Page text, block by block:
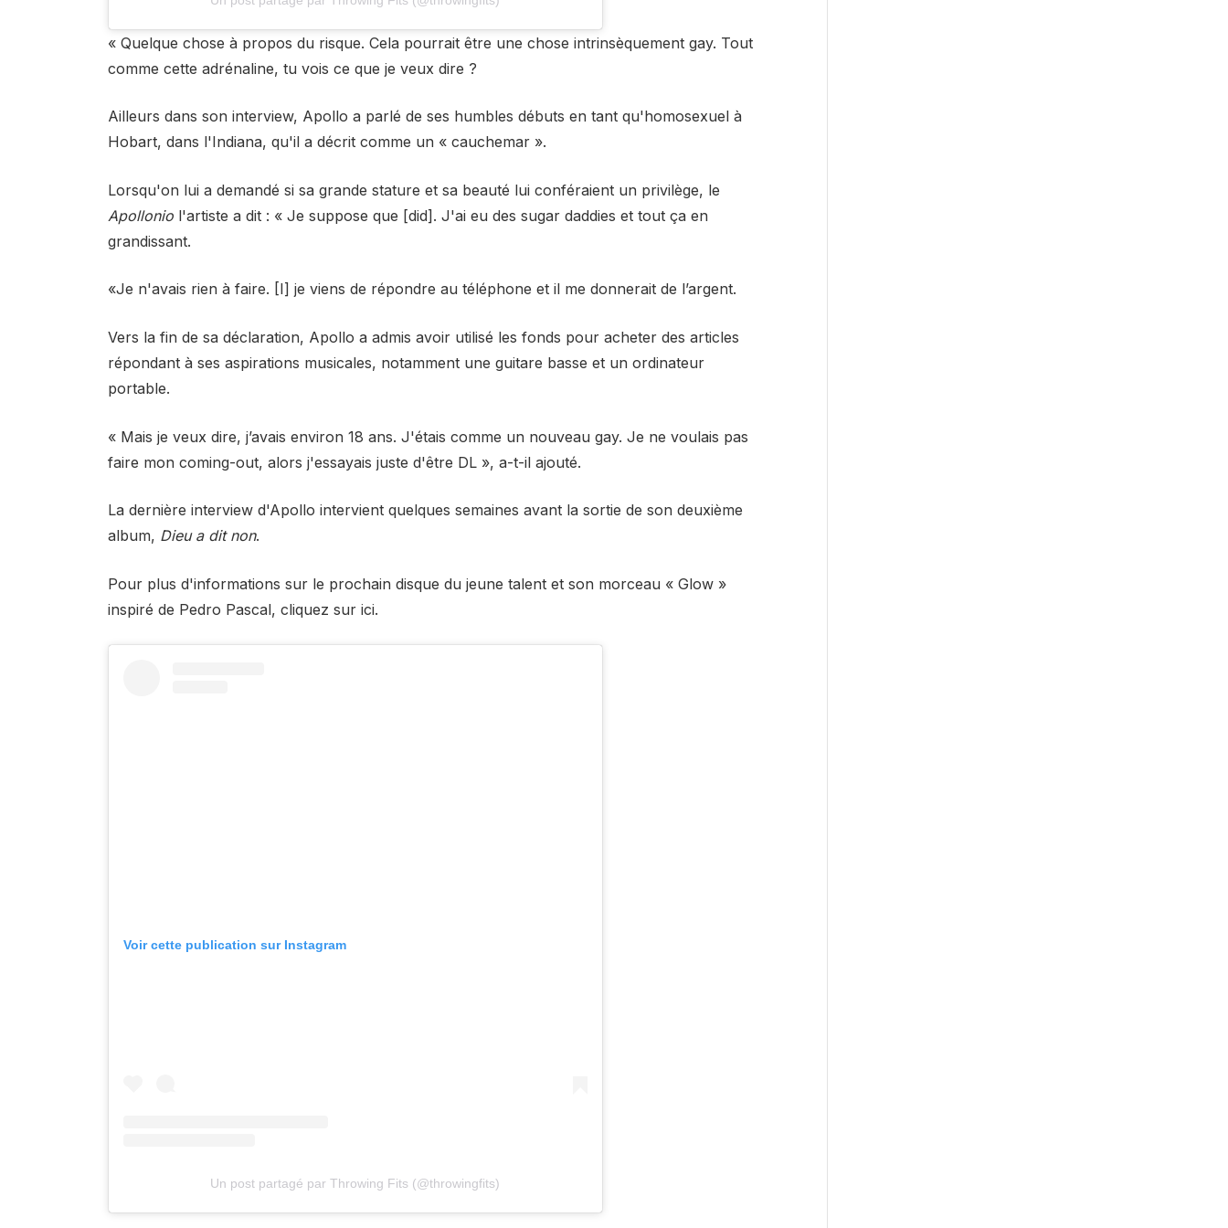
« Quelque chose à propos du risque. Cela pourrait être une chose intrinsèquement gay. Tout
comme cette adrénaline, tu vois ce que je veux dire ?
Ailleurs dans son interview, Apollo a parlé de ses humbles débuts en tant qu'homosexuel à
Hobart, dans l'Indiana, qu'il a décrit comme un « cauchemar ».
Lorsqu'on lui a demandé si sa grande stature et sa beauté lui conféraient un privilège, le
Apolloniol'artiste a dit : « Je suppose que [did]. J'ai eu des sugar daddies et tout ça en
grandissant.
«Je n'avais rien à faire. [I] je viens de répondre au téléphone et il me donnerait de l’argent.
Vers la fin de sa déclaration, Apollo a admis avoir utilisé les fonds pour acheter des articles
répondant à ses aspirations musicales, notamment une guitare basse et un ordinateur
portable.
« Mais je veux dire, j’avais environ 18 ans. J'étais comme un nouveau gay. Je ne voulais pas
faire mon coming-out, alors j'essayais juste d'être DL », a-t-il ajouté.
La dernière interview d'Apollo intervient quelques semaines avant la sortie de son deuxième
album, Dieu a dit non.
Pour plus d'informations sur le prochain disque du jeune talent et son morceau « Glow »
inspiré de Pedro Pascal, cliquez surici.
Voir cette publication sur Instagram
Un post partagé par Throwing Fits (@throwingfits)